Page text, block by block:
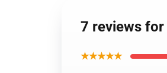
7 reviews for
★★★★★